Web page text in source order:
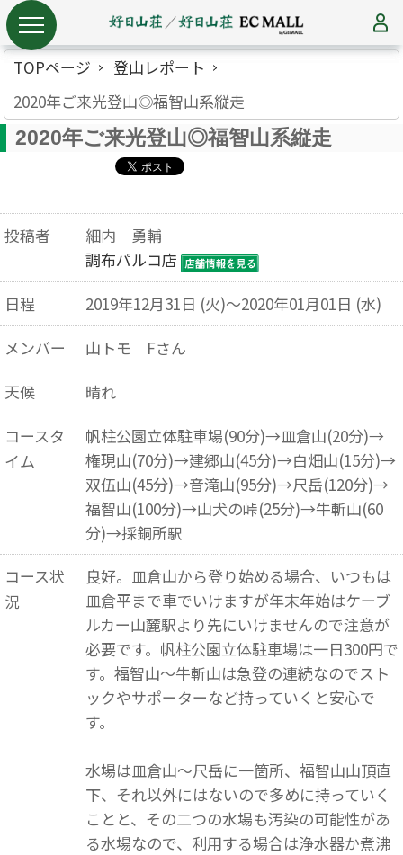
TOPページ
登山レポート
2020年ご来光登山◎福智山系縦走
2020年ご来光登山◎福智山系縦走
投稿者
細内 勇輔
調布パルコ店
日程
2019年12月31日 (火)～2020年01月01日 (水)
メンバー
山トモ Fさん
天候
晴れ
コースタ
イム
帆柱公園立体駐車場(90分)→皿倉山(20分)→
権現山(70分)→建郷山(45分)→白畑山(15分)→
双伍山(45分)→音滝山(95分)→尺岳(120分)→
福智山(100分)→山犬の峠(25分)→牛斬山(60
分)→採銅所駅
コース状
況
良好。皿倉山から登り始める場合、いつもは
皿倉平まで車でいけますが年末年始はケーブ
ルカー山麓駅より先にいけませんので注意が
必要です。帆柱公園立体駐車場は一日300円で
す。福智山～牛斬山は急登の連続なのでスト
ックやサポーターなど持っていくと安心で
す。
水場は皿倉山～尺岳に一箇所、福智山山頂直
下、それ以外にはないので多めに持っていく
ことと、その二つの水場も汚染の可能性があ
る水場なので、利用する場合は浄水器か煮沸